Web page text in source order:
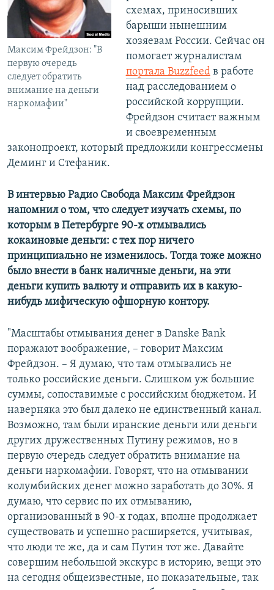
Максим Фрейдзон: "В
первую очередь
следует обратить
внимание на деньги
наркомафии"
схемах, приносивших
барыши нынешним
хозяевам России. Сейчас он
помогает журналистам
портала Buzzfeedв работе
над расследованием о
российской коррупции.
Фрейдзон считает важным
и своевременным
законопроект, который предложили конгрессмены
Деминг и Стефаник.
В интервью Радио Свобода Максим Фрейдзон
напомнил о том, что следует изучать схемы, по
которым в Петербурге 90-х отмывались
кокаиновые деньги: с тех пор ничего
принципиально не изменилось. Тогда тоже можно
было внести в банк наличные деньги, на эти
деньги купить валюту и отправить их в какую-
нибудь мифическую офшорную контору.
"Масштабы отмывания денег в Danske Bank
поражают воображение, – говорит Максим
Фрейдзон. – Я думаю, что там отмывались не
только российские деньги. Слишком уж большие
суммы, сопоставимые с российским бюджетом. И
наверняка это был далеко не единственный канал.
Возможно, там были иранские деньги или деньги
других дружественных Путину режимов, но в
первую очередь следует обратить внимание на
деньги наркомафии. Говорят, что на отмывании
колумбийских денег можно заработать до 30%. Я
думаю, что сервис по их отмыванию,
организованный в 90-х годах, вполне продолжает
существовать и успешно расширяется, учитывая,
что люди те же, да и сам Путин тот же. Давайте
совершим небольшой экскурс в историю, вещи это
на сегодня общеизвестные, но показательные, так